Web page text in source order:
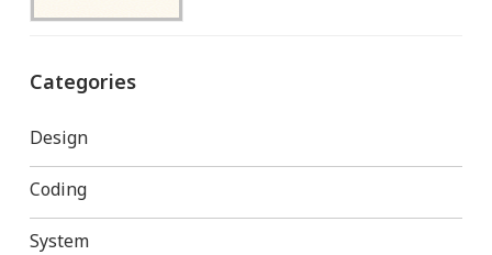
Categories
Design
Coding
System